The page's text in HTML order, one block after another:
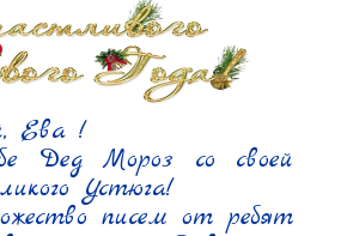
Ева !
Дед Мороз со своей
Устюга!
писем от ребят